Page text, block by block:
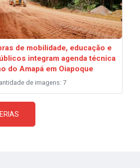
de mobilidade, educação e
integram agenda técnica
do Amapá em Oiapoque
de imagens: 7